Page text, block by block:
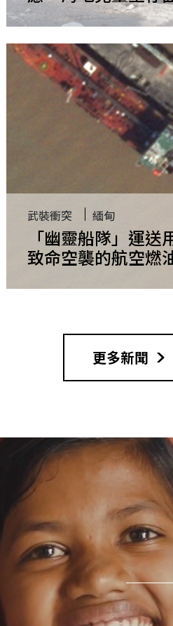
武裝衝突 緬甸
「幽靈船隊」運送
致命空襲的航空燃
更多新聞